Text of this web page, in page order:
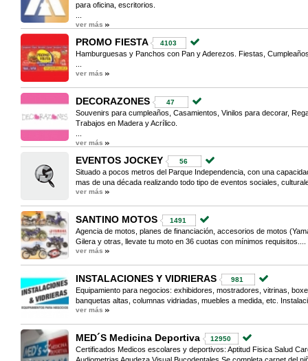
para oficina, escritorios.
ver más
PROMO FIESTA 4103
Hamburguesas y Panchos con Pan y Aderezos. Fiestas,
ver más
DECORAZONES 47
Souvenirs para cumpleaños, Casamientos, Vinilos para decorar,
Trabajos en Madera y Acrílico.
ver más
EVENTOS JOCKEY 56
Situado a pocos metros del Parque Independencia, con una
mas de una década realizando todo tipo de eventos sociales,
ver más
SANTINO MOTOS 1491
Agencia de motos, planes de financiación, accesorios de motos
Gilera y otras, llevate tu moto en 36 cuotas con mínimos requisitos....
ver más
INSTALACIONES Y VIDRIERAS 981
Equipamiento para negocios: exhibidores, mostradores, vitrinas,
banquetas altas, columnas vidriadas, muebles a medida, etc.
ver más
MED´S Medicina Deportiva 12950
Certificados Medicos escolares y deportivos: Aptitud Fisica Salud